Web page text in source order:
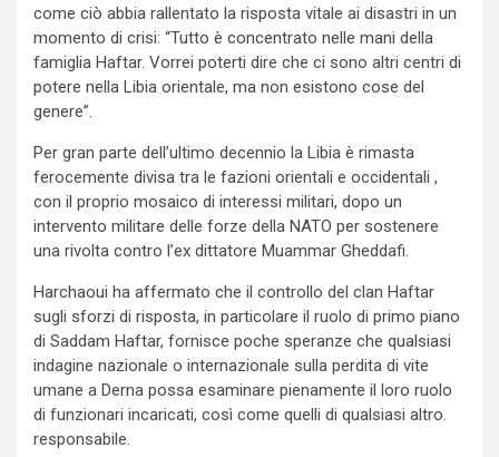
come ciò abbia rallentato la risposta vitale ai disastri in un
momento di crisi: “Tutto è concentrato nelle mani della
famiglia Haftar. Vorrei poterti dire che ci sono altri centri di
potere nella Libia orientale, ma non esistono cose del
genere”.
Per gran parte dell’ultimo decennio la Libia è rimasta
ferocemente divisa tra le fazioni orientali e occidentali ,
con il proprio mosaico di interessi militari, dopo un
intervento militare delle forze della NATO per sostenere
una rivolta contro l’ex dittatore Muammar Gheddafi.
Harchaoui ha affermato che il controllo del clan Haftar
sugli sforzi di risposta, in particolare il ruolo di primo piano
di Saddam Haftar, fornisce poche speranze che qualsiasi
indagine nazionale o internazionale sulla perdita di vite
umane a Derna possa esaminare pienamente il loro ruolo
di funzionari incaricati, così come quelli di qualsiasi altro.
responsabile.